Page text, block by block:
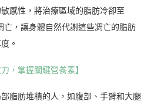
感性，將治療區域的脂肪冷卻至
，讓身體自然代謝這些凋亡的脂肪
。
，掌握關鍵營養素】
脂肪堆積的人，如腹部、手臂和大腿